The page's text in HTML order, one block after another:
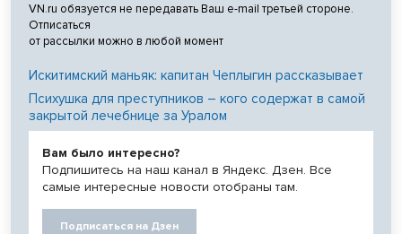
VN.ru обязуется не передавать Ваш e-mail третьей стороне.
Отписаться
от рассылки можно в любой момент
Искитимский маньяк: капитан Чеплыгин рассказывает
Психушка для преступников – кого содержат в самой
закрытой лечебнице за Уралом
Вам было интересно?
Подпишитесь на наш канал в Яндекс. Дзен. Все
самые интересные новости отобраны там.
Подписаться на Дзен